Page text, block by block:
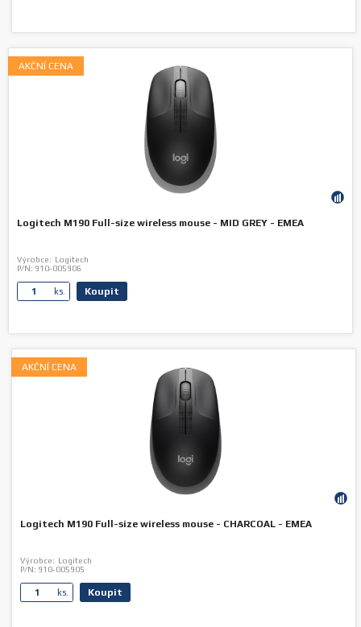
AKČNÍ CENA
Logitech M190 Full-size wireless mouse - MID GREY - EMEA
Výrobce: Logitech
P/N: 910-005906
ks. Koupit
AKČNÍ CENA
Logitech M190 Full-size wireless mouse - CHARCOAL - EMEA
Výrobce: Logitech
P/N: 910-005905
ks. Koupit